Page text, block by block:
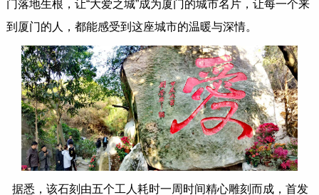
门落地生根，让“大爱之城”成为厦门的城市名片，让每一个来
到厦门的人，都能感受到这座城市的温暖与深情。
据悉，该石刻由五个工人耗时一周时间精心雕刻而成，首发